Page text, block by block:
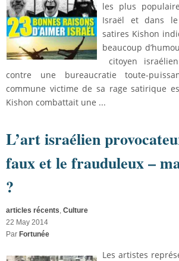
les plus
Israël et dans
satires Kishon
beaucoup
citoyen
contre une bureaucratie toute-
commune victime de sa rage satirique
Kishon combattait une ...
L’art israélien
faux et le frauduleux –
?
articles récents, Culture
22 May 2014
Par Fortunée
Les artistes